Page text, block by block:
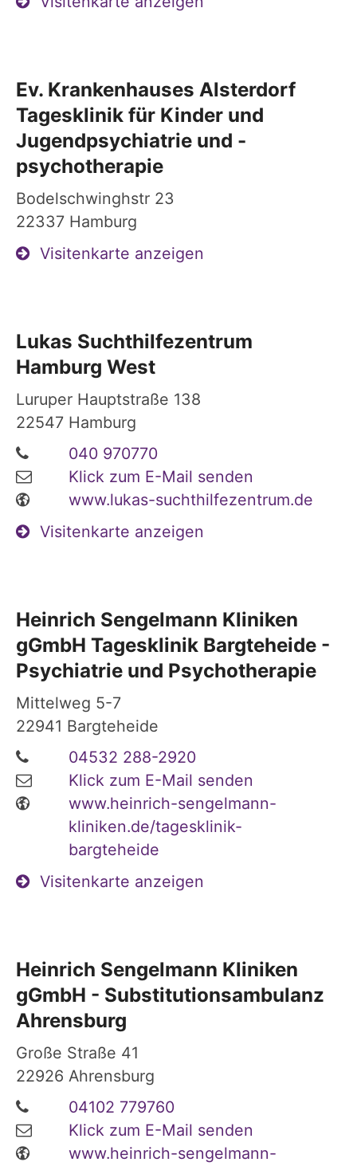
Ev. Krankenhauses Alsterdorf
Tagesklinik für Kinder und
Jugendpsychiatrie und -
psychotherapie
Bodelschwinghstr 23
22337 Hamburg
Visitenkarte anzeigen
Lukas Suchthilfezentrum
Hamburg West
Luruper Hauptstraße 138
22547 Hamburg
040 970770
Klick zum E-Mail senden
www.lukas-suchthilfezentrum.de
Visitenkarte anzeigen
Heinrich Sengelmann Kliniken
gGmbH Tagesklinik Bargteheide -
Psychiatrie und Psychotherapie
Mittelweg 5-7
22941 Bargteheide
04532 288-2920
Klick zum E-Mail senden
www.heinrich-sengelmann-
kliniken.de/tagesklinik-
bargteheide
Visitenkarte anzeigen
Heinrich Sengelmann Kliniken
gGmbH - Substitutionsambulanz
Ahrensburg
Große Straße 41
22926 Ahrensburg
04102 779760
Klick zum E-Mail senden
www.heinrich-sengelmann-